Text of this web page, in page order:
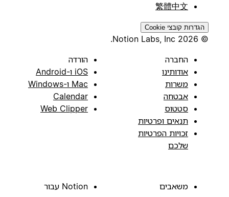
繁體中文
הגדרות קובצי Cookie
© 2026 Notion Labs, Inc.
החברה
אודותינו
משרות
אבטחה
סטטוס
תנאים ופרטיות
זכויות הפרטיות
שלכם
הורדה
iOS ו-Android
Mac ו-Windows
Calendar
Web Clipper
משאבים
Notion עבור